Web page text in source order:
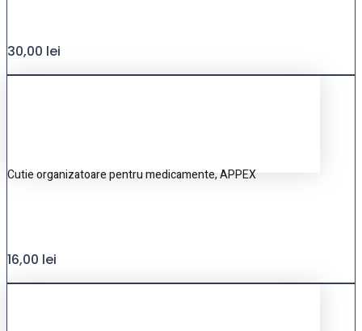
30,00 lei
Cutie organizatoare pentru medicamente, APPEX
16,00 lei